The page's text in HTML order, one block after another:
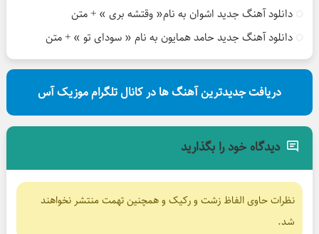
دانلود آهنگ جدید اشوان به نام« وقتشه بری » + متن
دانلود آهنگ جدید حامد همایون به نام « سودای تو » + متن
دریافت جدیدترین آهنگ ها در کانال تلگرام موزیک آس
دیدگاه خود را بگذارید
نظرات حاوی الفاظ زشت و رکیک و همچنین تهمت منتشر نخواهند
شد.